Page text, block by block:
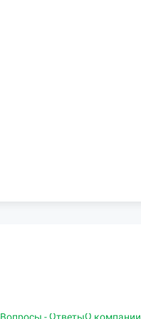
Вопросы - ОтветыО компании